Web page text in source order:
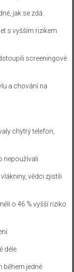
jak se zdá.
s vyšším rizikem
screeningové
a chování na
chytrý telefon,
nepoužívali.
vědci zjistili
o 46 % vyšší riziko
déle.
během jedné